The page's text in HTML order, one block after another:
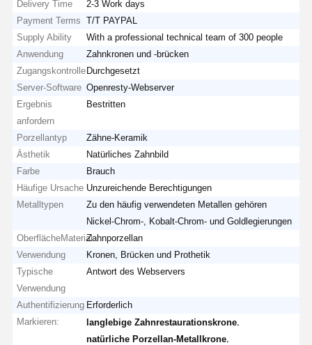
Delivery Time
2-3 Work days
Payment Terms
T/T PAYPAL
Supply Ability
With a professional technical team of 300 people
Anwendung
Zahnkronen und -brücken
Zugangskontrolle Durchgesetzt
Server-Software Openresty-Webserver
Ergebnis
anfordern
Bestritten
Porzellantyp
Zähne-Keramik
Ästhetik
Natürliches Zahnbild
Farbe
Brauch
Häufige Ursache Unzureichende Berechtigungen
Metalltypen
Zu den häufig verwendeten Metallen gehören
Nickel-Chrom-, Kobalt-Chrom- und Goldlegierungen
OberflächeMaterialZahnporzellan
Verwendung
Kronen, Brücken und Prothetik
Typische
Verwendung
Antwort des Webservers
Authentifizierung Erforderlich
Markieren:
langlebige Zahnrestaurationskrone
natürliche Porzellan-Metallkrone